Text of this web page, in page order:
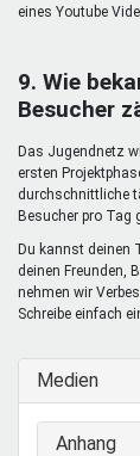
eines Youtube
9. Wie
Besucher
Das Jugendnetz
ersten
durchschnittliche
Besucher pro Tag
Du kannst deinen
deinen Freunden,
nehmen wir
Schreibe einfach
Medien
Anhang